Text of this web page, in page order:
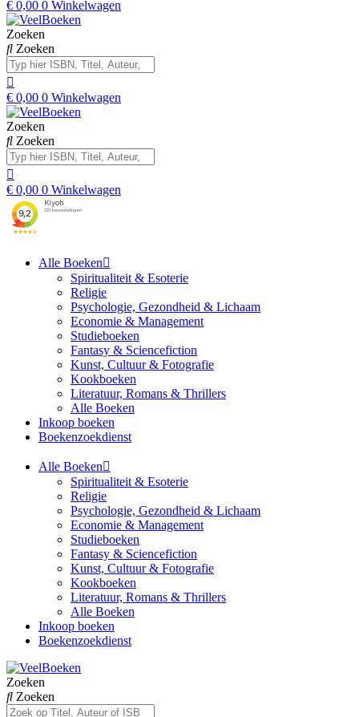
€ 0,00 0 Winkelwagen
Zoeken
Zoeken
€ 0,00 0 Winkelwagen
Zoeken
Zoeken
€ 0,00 0 Winkelwagen
Alle Boeken
Spiritualiteit & Esoterie
Religie
Psychologie, Gezondheid & Lichaam
Economie & Management
Studieboeken
Fantasy & Sciencefiction
Kunst, Cultuur & Fotografie
Kookboeken
Literatuur, Romans & Thrillers
Alle Boeken
Inkoop boeken
Boekenzoekdienst
Alle Boeken
Spiritualiteit & Esoterie
Religie
Psychologie, Gezondheid & Lichaam
Economie & Management
Studieboeken
Fantasy & Sciencefiction
Kunst, Cultuur & Fotografie
Kookboeken
Literatuur, Romans & Thrillers
Alle Boeken
Inkoop boeken
Boekenzoekdienst
Zoeken
Zoeken